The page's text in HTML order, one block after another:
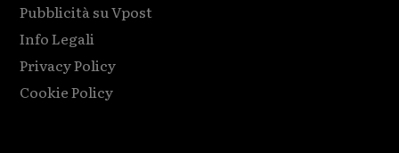
Pubblicità su Vpost
Info Legali
Privacy Policy
Cookie Policy